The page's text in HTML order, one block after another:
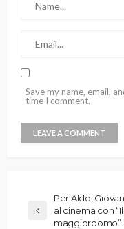
Save my name, email,
time I comment.
Per Aldo,
al cinema con